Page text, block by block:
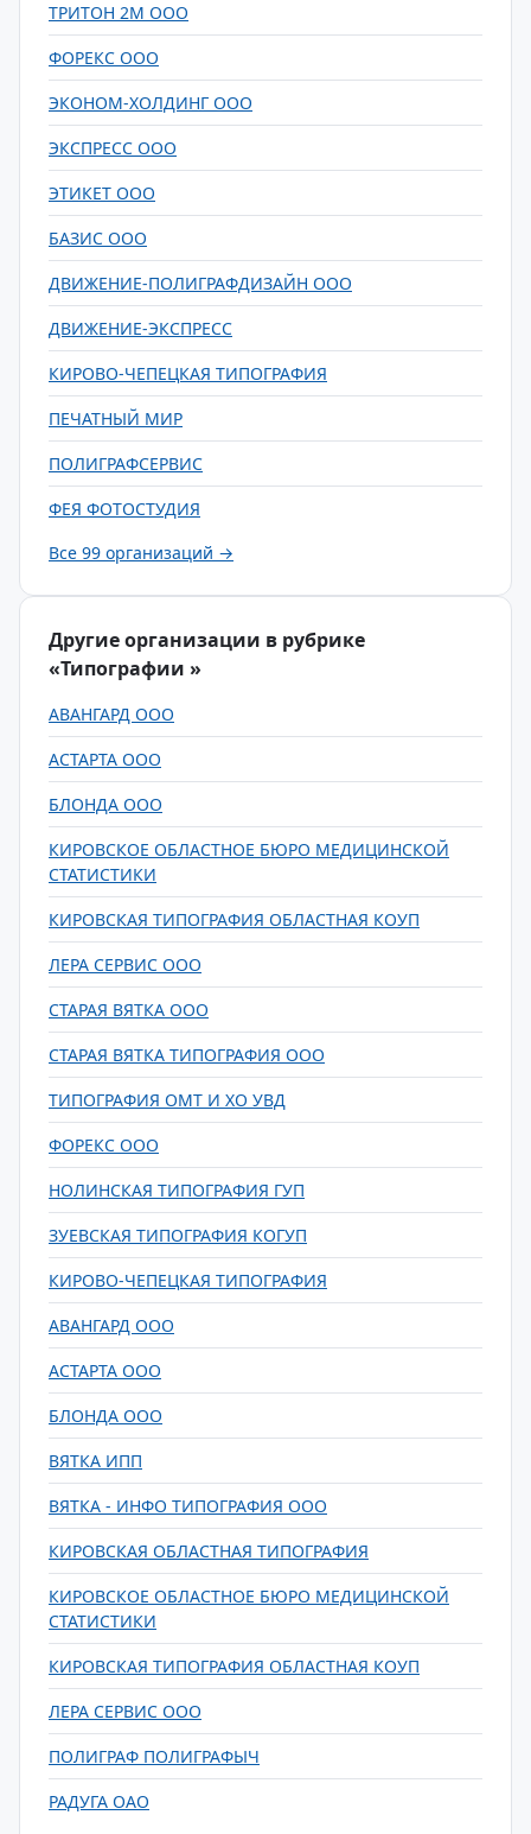
ТРИТОН 2М ООО
ФОРЕКС ООО
ЭКОНОМ-ХОЛДИНГ ООО
ЭКСПРЕСС ООО
ЭТИКЕТ ООО
БАЗИС ООО
ДВИЖЕНИЕ-ПОЛИГРАФДИЗАЙН ООО
ДВИЖЕНИЕ-ЭКСПРЕСС
КИРОВО-ЧЕПЕЦКАЯ ТИПОГРАФИЯ
ПЕЧАТНЫЙ МИР
ПОЛИГРАФСЕРВИС
ФЕЯ ФОТОСТУДИЯ
Все 99 организаций →
Другие организации в рубрике
«Типографии »
АВАНГАРД ООО
АСТАРТА ООО
БЛОНДА ООО
КИРОВСКОЕ ОБЛАСТНОЕ БЮРО МЕДИЦИНСКОЙ
СТАТИСТИКИ
КИРОВСКАЯ ТИПОГРАФИЯ ОБЛАСТНАЯ КОУП
ЛЕРА СЕРВИС ООО
СТАРАЯ ВЯТКА ООО
СТАРАЯ ВЯТКА ТИПОГРАФИЯ ООО
ТИПОГРАФИЯ ОМТ И ХО УВД
ФОРЕКС ООО
НОЛИНСКАЯ ТИПОГРАФИЯ ГУП
ЗУЕВСКАЯ ТИПОГРАФИЯ КОГУП
КИРОВО-ЧЕПЕЦКАЯ ТИПОГРАФИЯ
АВАНГАРД ООО
АСТАРТА ООО
БЛОНДА ООО
ВЯТКА ИПП
ВЯТКА - ИНФО ТИПОГРАФИЯ ООО
КИРОВСКАЯ ОБЛАСТНАЯ ТИПОГРАФИЯ
КИРОВСКОЕ ОБЛАСТНОЕ БЮРО МЕДИЦИНСКОЙ
СТАТИСТИКИ
КИРОВСКАЯ ТИПОГРАФИЯ ОБЛАСТНАЯ КОУП
ЛЕРА СЕРВИС ООО
ПОЛИГРАФ ПОЛИГРАФЫЧ
РАДУГА ОАО